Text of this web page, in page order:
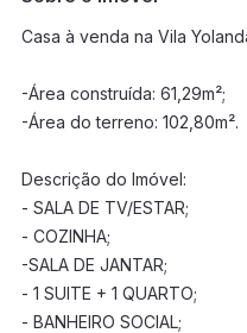
Casa à venda na Vila
-Área construída: 61,29m²;
-Área do terreno: 102,80m².
Descrição do Imóvel:
- SALA DE TV/ESTAR;
- COZINHA;
-SALA DE JANTAR;
- 1 SUITE + 1 QUARTO;
- BANHEIRO SOCIAL;